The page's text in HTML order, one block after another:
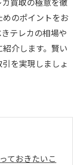
のポイントをお
テレカの相場や
介します。賢い
を実現しましょ
ておきたいこ